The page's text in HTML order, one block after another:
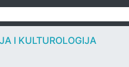
I KULTUROLOGIJA